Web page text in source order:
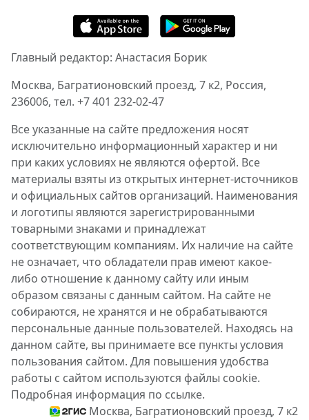
Главный редактор: Анастасия Борик
Москва, Багратионовский проезд, 7 к2, Россия,
236006, тел. +7 401 232-02-47
Все указанные на сайте предложения носят
исключительно информационный характер и ни
при каких условиях не являются офертой. Все
материалы взяты из открытых интернет-источников
и официальных сайтов организаций. Наименования
и логотипы являются зарегистрированными
товарными знаками и принадлежат
соответствующим компаниям. Их наличие на сайте
не означает, что обладатели прав имеют какое-
либо отношение к данному сайту или иным
образом связаны с данным сайтом. На сайте не
собираются, не хранятся и не обрабатываются
персональные данные пользователей. Находясь на
данном сайте, вы принимаете все пункты условия
пользования сайтом. Для повышения удобства
работы с сайтом используются файлы cookie.
Подробная информация по ссылке.
Москва, Багратионовский проезд, 7 к2